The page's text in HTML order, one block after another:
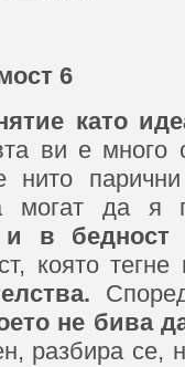
6
като
ви е много
нито
могат да я
в бедност
която
не бива
разбира се,